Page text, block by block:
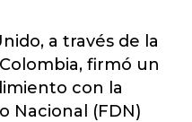
a través de la
firmó un
con la
Nacional (FDN)